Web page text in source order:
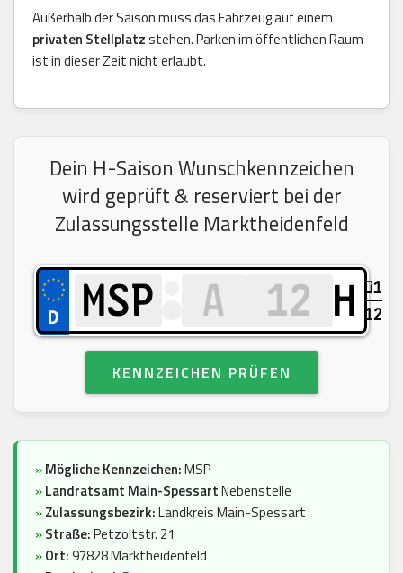
Außerhalb der Saison muss das Fahrzeug auf einem
privaten Stellplatzstehen. Parken im öffentlichen Raum
ist in dieser Zeit nicht erlaubt.
Dein H-Saison Wunschkennzeichen
wird geprüft & reserviert bei der
Zulassungsstelle Marktheidenfeld
H
01
12
KENNZEICHEN PRÜFEN
»Mögliche Kennzeichen:MSP
»Landratsamt Main-SpessartNebenstelle
»Zulassungsbezirk:Landkreis Main-Spessart
»Straße:Petzoltstr. 21
»Ort:97828 Marktheidenfeld